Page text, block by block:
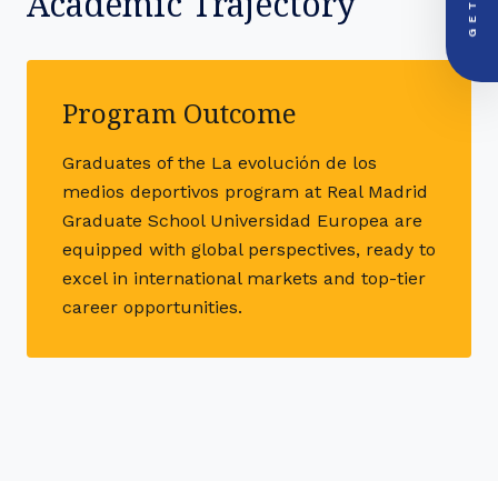
Program Outcome
Graduates of the La evolución de los
medios deportivos program at Real Madrid
Graduate School Universidad Europea are
equipped with global perspectives, ready to
excel in international markets and top-tier
career opportunities.
+91-000000